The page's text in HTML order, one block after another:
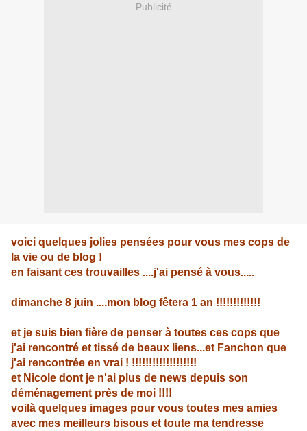
Publicité
voici quelques jolies pensées pour vous mes cops de
la vie ou de blog !
en faisant ces trouvailles ....j'ai pensé à vous.....
dimanche 8 juin ....mon blog fêtera 1 an !!!!!!!!!!!!!
et je suis bien fière de penser à toutes ces cops que
j'ai rencontré et tissé de beaux liens...et Fanchon que
j'ai rencontrée en vrai ! !!!!!!!!!!!!!!!!!!!
et Nicole dont je n'ai plus de news depuis son
déménagement près de moi !!!!
voilà quelques images pour vous toutes mes amies
avec mes meilleurs bisous et toute ma tendresse